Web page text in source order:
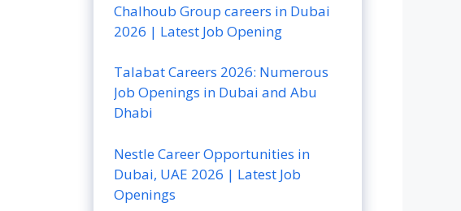
Chalhoub Group careers in Dubai
2026 | Latest Job Opening
Talabat Careers 2026: Numerous
Job Openings in Dubai and Abu
Dhabi
Nestle Career Opportunities in
Dubai, UAE 2026 | Latest Job
Openings